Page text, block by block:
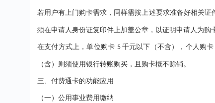
若用户有上门购卡需求，同样需按上述要求准备好相关证
须在申请人身份证复印件上加盖公章，以证明申请人为购
在支付方式上，单位购卡 5 千元以下（不含），个人购卡
（含）则须使用银行转账购买，且购卡概不赊销。
三、付费通卡的功能应用
（一）公用事业费用缴纳